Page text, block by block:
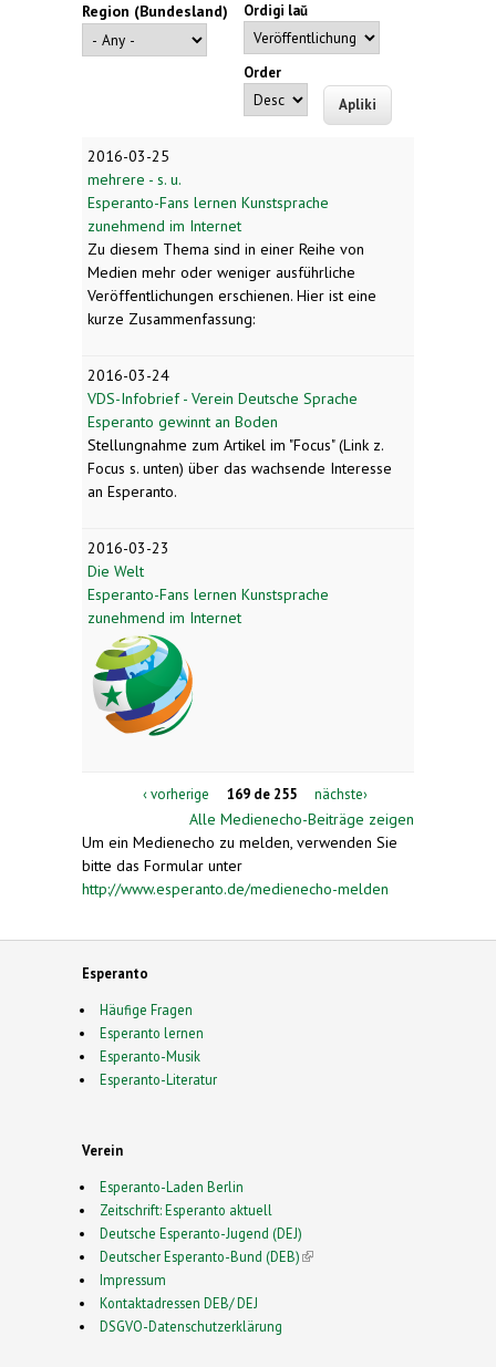
Region (Bundesland) Ordigi laŭ
Order
2016-03-25
mehrere - s. u.
Esperanto-Fans lernen Kunstsprache
zunehmend im Internet
Zu diesem Thema sind in einer Reihe von
Medien mehr oder weniger ausführliche
Veröffentlichungen erschienen. Hier ist eine
kurze Zusammenfassung:
2016-03-24
VDS-Infobrief - Verein Deutsche Sprache
Esperanto gewinnt an Boden
Stellungnahme zum Artikel im "Focus" (Link z.
Focus s. unten) über das wachsende Interesse
an Esperanto.
2016-03-23
Die Welt
Esperanto-Fans lernen Kunstsprache
zunehmend im Internet
‹ vorherige 169 de 255 nächste›
Alle Medienecho-Beiträge zeigen
Um ein Medienecho zu melden, verwenden Sie
bitte das Formular unter
http://www.esperanto.de/medienecho-melden
Esperanto
Häufige Fragen
Esperanto lernen
Esperanto-Musik
Esperanto-Literatur
Verein
Esperanto-Laden Berlin
Zeitschrift: Esperanto aktuell
Deutsche Esperanto-Jugend (DEJ)
Deutscher Esperanto-Bund (DEB)(link is external)
Impressum
Kontaktadressen DEB/ DEJ
DSGVO-Datenschutzerklärung